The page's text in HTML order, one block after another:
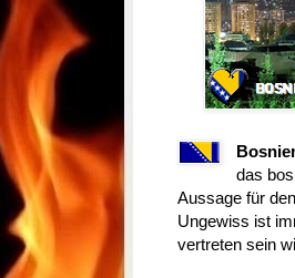
das
Aussage für
Ungewiss ist
vertreten sein